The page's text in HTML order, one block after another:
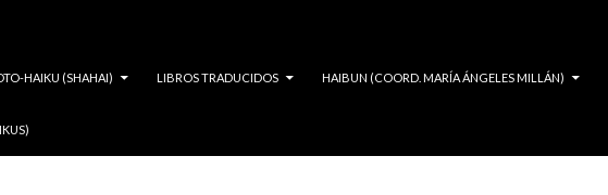
HAIKU (SHAHAI) LIBROS TRADUCIDOS HAIBUN (COORD. MARÍA ÁNGELES MILLÁN)